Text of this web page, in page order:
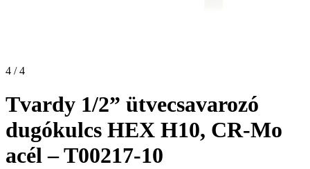
4 / 4
Tvardy 1/2” ütvecsavarozó
dugókulcs HEX H10, CR-Mo
acél – T00217-10